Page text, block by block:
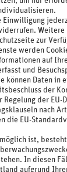
von
Wäscheservice